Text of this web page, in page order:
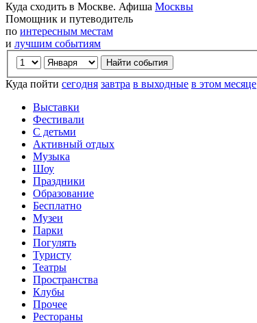
Куда сходить в Москве. Афиша Москвы
Помощник и путеводитель
по интересным местам
и лучшим событиям
Куда пойти сегодня завтра в выходные в этом месяце
Выставки
Фестивали
С детьми
Активный отдых
Музыка
Шоу
Праздники
Образование
Бесплатно
Музеи
Парки
Погулять
Туристу
Театры
Пространства
Клубы
Прочее
Рестораны